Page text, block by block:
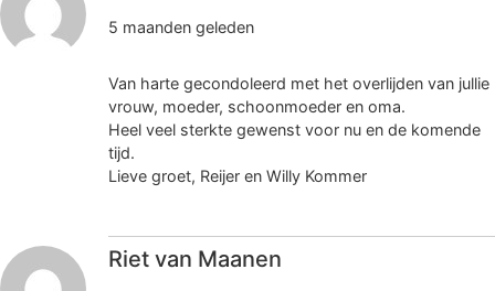
5 maanden geleden
Van harte gecondoleerd met het overlijden van jullie
vrouw, moeder, schoonmoeder en oma.
Heel veel sterkte gewenst voor nu en de komende
tijd.
Lieve groet, Reijer en Willy Kommer
Riet van Maanen